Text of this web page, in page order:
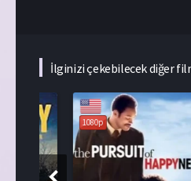
İlginizi çekebilecek diğer
1080p